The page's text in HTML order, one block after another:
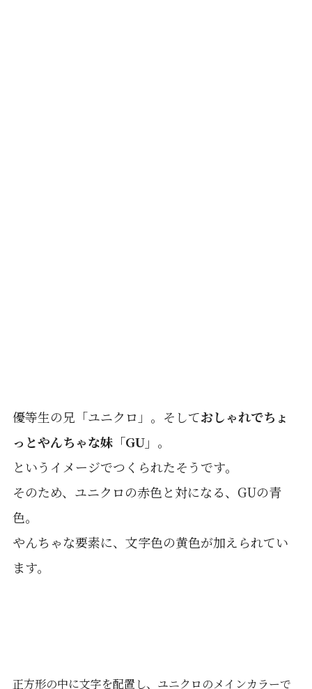
優等生の兄「ユニクロ」。そしておしゃれでちょ
っとやんちゃな妹「GU」 。
というイメージでつくられたそうです。
そのため、ユニクロの赤色と対になる、GUの青
色。
やんちゃな要素に、文字色の黄色が加えられてい
ます。
正方形の中に文字を配置し、ユニクロのメインカラーで